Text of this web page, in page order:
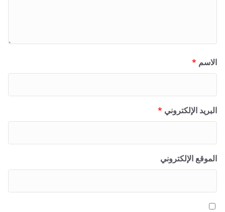
الاسم *
البريد الإلكتروني *
الموقع الإلكتروني